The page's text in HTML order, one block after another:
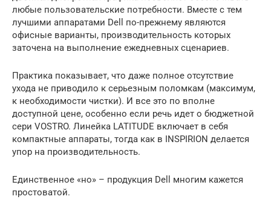
любые пользовательские потребности. Вместе с тем
лучшими аппаратами Dell по-прежнему являются
офисные варианты, производительность которых
заточена на выполнение ежедневных сценариев.
Практика показывает, что даже полное отсутствие
ухода не приводило к серьезным поломкам (максимум,
к необходимости чистки). И все это по вполне
доступной цене, особенно если речь идет о бюджетной
сери VOSTRO. Линейка LATITUDE включает в себя
компактные аппараты, тогда как в INSPIRION делается
упор на производительность.
Единственное «но» – продукция Dell многим кажется
простоватой.